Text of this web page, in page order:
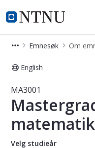
NTNU Hjemmeside
Studier
Emnesøk Om
English
Emne -
MA3001
Velg studieår